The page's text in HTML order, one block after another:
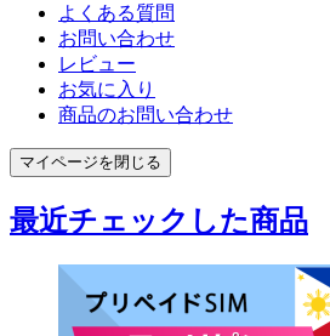
よくある質問
お問い合わせ
レビュー
お気に入り
商品のお問い合わせ
マイページを閉じる
最近チェックした商品